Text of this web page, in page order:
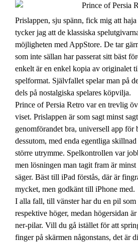
Prislappen, sju spänn, fick mig att
tycker jag att de klassiska
möjligheten med AppStore. De tar
som inte sällan har passerat sitt bäst
enkelt är en enkel kopia av originalet
spelformat. Självfallet spelar man på
dels på nostalgiska spelares köpvilja.
Prince of Persia Retro var en trevlig
viset. Prislappen är som sagt minst
genomförandet bra, universell app för
dessutom, med enda egentliga skillnad
större utrymme. Spelkontrollen var
men lösningen man tagit fram är
säger. Bäst till iPad förstås, där är
mycket, men godkänt till iPhone med.
I alla fall, till vänster har du en pil som
respektive höger, medan högersidan
ner-pilar. Vill du gå istället för att
finger på skärmen någonstans, det är